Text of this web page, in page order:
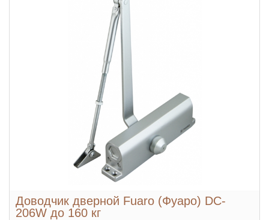
Доводчик дверной Fuaro (Фуаро) DC-
206W до 160 кг